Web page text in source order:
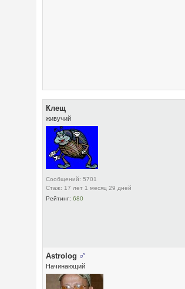
Клещ
живучий
Сообщений: 5701
Стаж: 17 лет 1 месяц 29 дней
Рейтинг: 680
Astrolog
Начинающий